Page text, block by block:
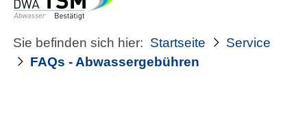
Der Verband
Einrichtungen
Sie befinden sich hier: Startseite
Service
FAQs - Abwassergebühren